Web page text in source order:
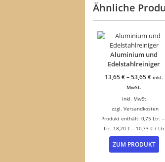
Ähnliche
Aluminium und
Edelstahlreiniger
13,65€–53,65€ inkl.
MwSt.
inkl. MwSt.
zzgl. Versandkosten
Produkt enthält: 0,75 Ltr.
Ltr. 18,20€ – 10,73€ / Ltr.
ZUM PRODUKT